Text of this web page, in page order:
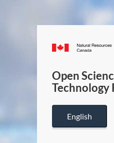
Open
Technology
English